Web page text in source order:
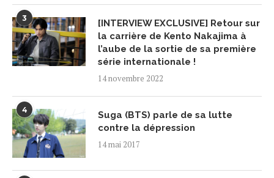
3
[INTERVIEW EXCLUSIVE] Retour sur
la carrière de Kento Nakajima à
l’aube de la sortie de sa première
série internationale !
14 novembre 2022
4
Suga (BTS) parle de sa lutte
contre la dépression
14 mai 2017